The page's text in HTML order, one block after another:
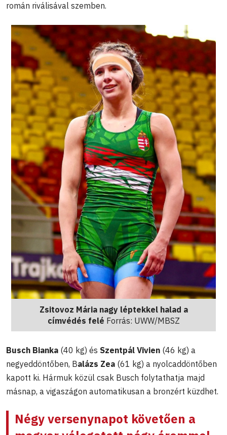
román riválisával szemben.
Zsitovoz Mária nagy léptekkel halad a
címvédés felé Forrás: UWW/MBSZ
Busch Bianka (40 kg) és Szentpál Vivien (46 kg) a
negyeddöntőben, Balázs Zea (61 kg) a nyolcaddöntőben
kapott ki. Hármuk közül csak Busch folytathatja majd
másnap, a vigaszágon automatikusan a bronzért küzdhet.
Négy versenynapot követően a